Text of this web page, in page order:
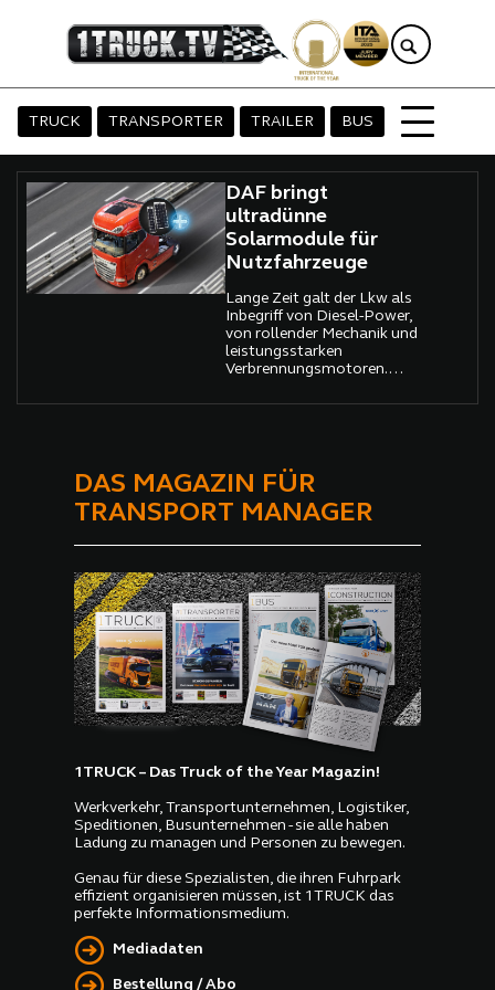
TRUCK TRANSPORTER TRAILER BUS
DAF bringt
ultradünne
Solarmodule für
Nutzfahrzeuge
Lange Zeit galt der Lkw als
Inbegriff von Diesel-Power,
von rollender Mechanik und
leistungsstarken
Verbrennungsmotoren.
Güterverkehrs verlangt nach
DAS MAGAZIN FÜR
TRANSPORT MANAGER
1TRUCK – Das Truck of the Year Magazin!
Werkverkehr, Transportunternehmen, Logistiker,
Speditionen, Busunternehmen - sie alle haben
Ladung zu managen und Personen zu bewegen.
Genau für diese Spezialisten, die ihren Fuhrpark
effizient organisieren müssen, ist 1TRUCK das
perfekte Informationsmedium.
Mediadaten
Bestellung / Abo